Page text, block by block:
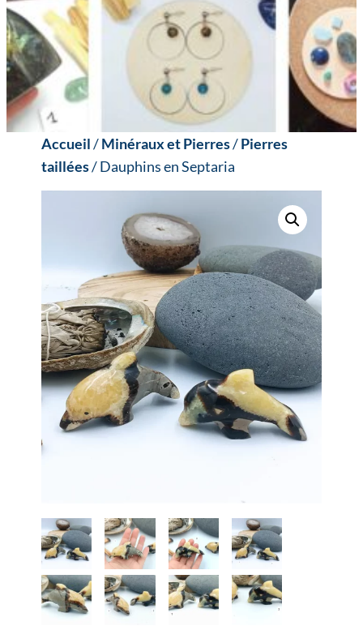
Accueil/Minéraux et Pierres/Pierres
taillées/ Dauphins en Septaria